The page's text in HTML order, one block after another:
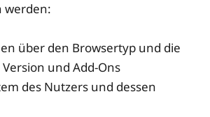
werden:
über den Browsertyp und die
und Add-Ons
des Nutzers und dessen